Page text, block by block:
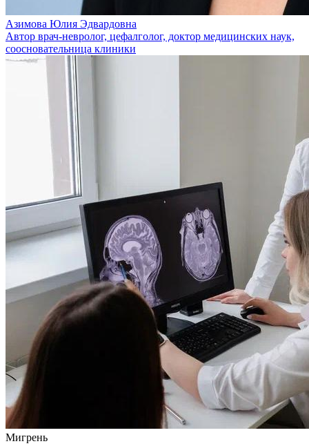
Азимова Юлия Эдвардовна
Автор врач-невролог, цефалголог, доктор медицинских наук,
соосновательница клиники
Мигрень